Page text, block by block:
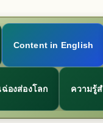
Content in English
องส่องโลก ความรู้